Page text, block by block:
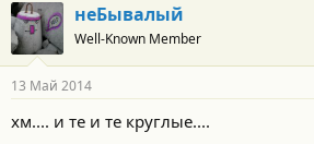
неБывалый
Well-Known Member
13 Май 2014
хм.... и те и те круглые....